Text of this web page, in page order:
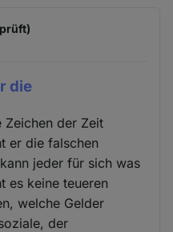
die
Zeichen der Zeit
er die falschen
jeder für sich was
es keine teueren
welche Gelder
der